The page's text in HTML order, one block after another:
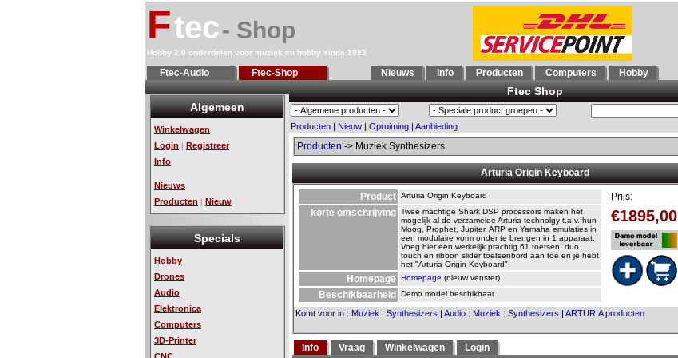
Ftec- Shop
Hobby 2.0 onderdelen voor muziek en hobby sinds 1993
Ftec-Audio Ftec-Shop Nieuws Info Producten Computers Hobby
Algemeen
Winkelwagen
Login | Registreer
Info
Nieuws
Producten | Nieuw
Specials
Hobby
Drones
Audio
Elektronica
Computers
3D-Printer
Ftec Shop
Producten | Nieuw | Opruiming | Aanbieding
Producten -> Muziek Synthesizers
Arturia Origin Keyboard
Product Arturia Origin Keyboard
korte omschrijving Twee machtige Shark DSP processors maken het
mogelijk al de verzamelde Arturia technolgy t.a.v. hun
Moog, Prophet, Jupiter, ARP en Yamaha emulaties in
een modulaire vorm onder te brengen in 1 apparaat.
Voeg hier een werkelijk prachtig 61 toetsen, duo
touch en ribbon slider toetsenbord aan toe en je hebt
het "Arturia Origin Keyboard".
Homepage Homepage (nieuw venster)
Beschikbaarheid Demo model beschikbaar
Prijs:
€1895,00
Komt voor in : Muziek : Synthesizers | Audio : Muziek : Synthesizers | ARTURIA producten
Info Vraag Winkelwagen Login